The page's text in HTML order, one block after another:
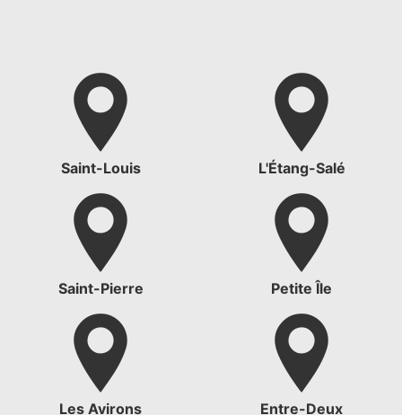
Saint-Louis L'Étang-Salé
Saint-Pierre Petite Île
Les Avirons Entre-Deux